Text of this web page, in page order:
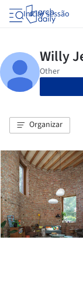
Iniciar sessão
Organizar